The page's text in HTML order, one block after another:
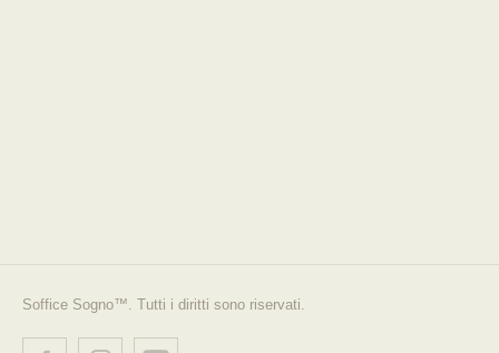
Soffice Sogno™. Tutti i diritti sono riservati.